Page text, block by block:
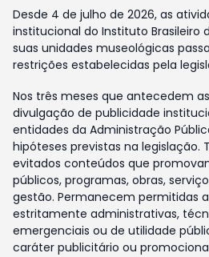
Desde 4 de julho de 2026, as
institucional do Instituto Brasileiro
suas unidades museológicas
restrições estabelecidas pela
Nos três meses que antecedem
divulgação de publicidade
entidades da Administração
hipóteses previstas na legislação.
evitados conteúdos que
públicos, programas, obras,
gestão. Permanecem permitidas
estritamente administrativas,
emergenciais ou de utilidade
caráter publicitário ou